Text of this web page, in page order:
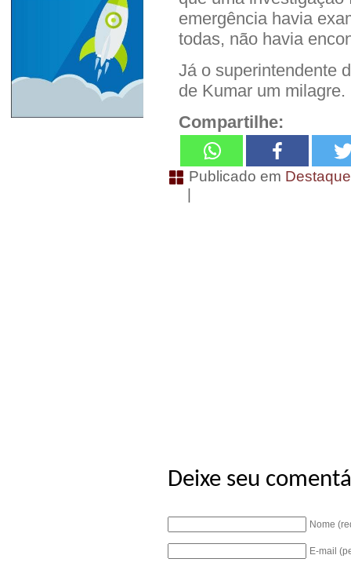
emergência havia
todas, não havia
Já o superintendente
de Kumar um milagre.
Compartilhe:
Publicado em
|
Deixe seu
Nome
E-mail